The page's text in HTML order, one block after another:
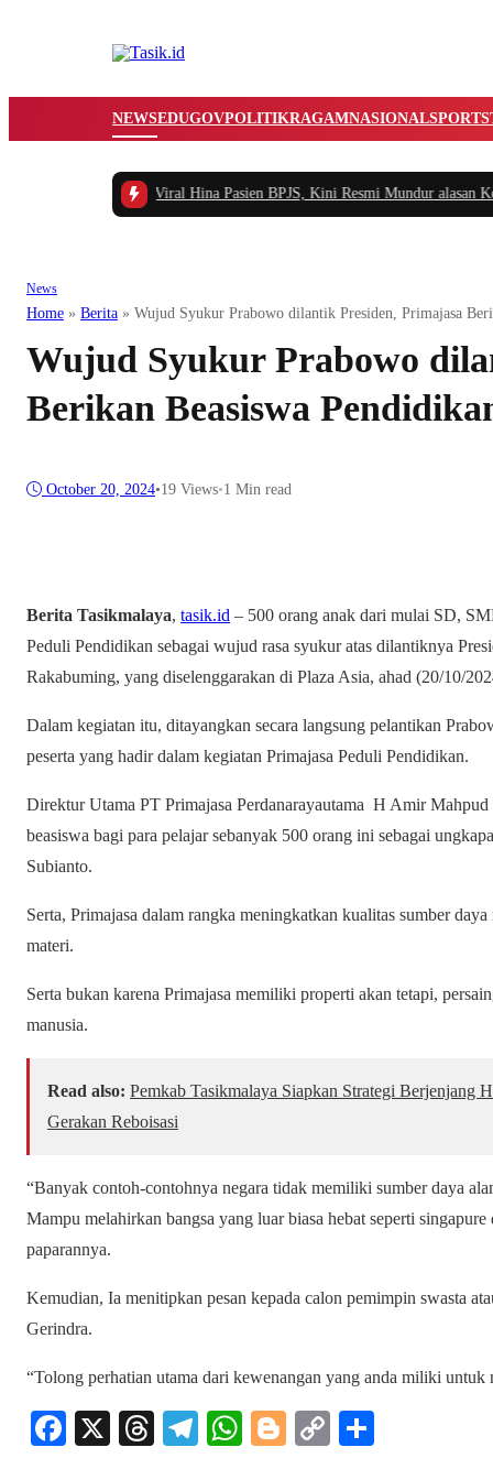
NEWSEDUGOVPOLITIKRAGAMNASIONALSPORTS
RSUD yang Viral Hina Pasien BPJS, Kini Resmi Mundur alasan
News
Home » Berita » Wujud Syukur Prabowo dilantik Presiden, Primajasa
Wujud Syukur Prabowo
Berikan Beasiswa
October 20, 2024•19 Views•1 Min read
Berita Tasikmalaya, tasik.id – 500 orang anak dari mulai SD,
Peduli Pendidikan sebagai wujud rasa syukur atas dilantiknya
Rakabuming, yang diselenggarakan di Plaza Asia, ahad (20/10/
Dalam kegiatan itu, ditayangkan secara langsung pelantikan
peserta yang hadir dalam kegiatan Primajasa Peduli Pendidikan.
Direktur Utama PT Primajasa Perdanarayautama H Amir Mahpud
beasiswa bagi para pelajar sebanyak 500 orang ini sebagai
Subianto.
Serta, Primajasa dalam rangka meningkatkan kualitas sumber
materi.
Serta bukan karena Primajasa memiliki properti akan tetapi,
manusia.
Read also: Pemkab Tasikmalaya Siapkan Strategi Berjenjang
Gerakan Reboisasi
“Banyak contoh-contohnya negara tidak memiliki sumber daya
Mampu melahirkan bangsa yang luar biasa hebat seperti
paparannya.
Kemudian, Ia menitipkan pesan kepada calon pemimpin swasta
Gerindra.
“Tolong perhatian utama dari kewenangan yang anda miliki untuk
Fa
X
T
Te
W
Bl
C